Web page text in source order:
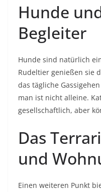
Hunde
Begleiter
Hunde sind natürlich
Rudeltier genießen sie
das tägliche
man ist nicht alleine.
gesellschaftlich, aber
Das
und
Einen weiteren Punkt